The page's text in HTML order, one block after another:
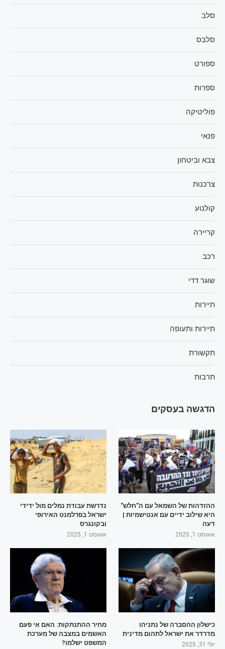
סלב
סלבס
ספורט
ספרות
פוליטיקה
פנאי
צבא וביטחון
צרכנות
קולנוע
קריירה
רכב
שוגר דדי
תיירות
תיירות ותעופה
תקשורת
תרבות
הדגשה בעסקים
ההזדהות של השמאל עם ה"חלש"
היא שילוב ידיים עם אנטישמיות |
דעה
אוגוסט 1, 2025
נדרשת עבודת נמלים מול ידידי
ישראל בפרלמנט האירופי
ובקונגרס
אוגוסט 1, 2025
כישלון ההסברה של נתניהו
מדרדר את ישראל לתהום מדינית
יולי 31, 2025
מחיר ההתנתקות: האם אי פעם
האשמים במצבה של מערכת
המשפט ישלמו?